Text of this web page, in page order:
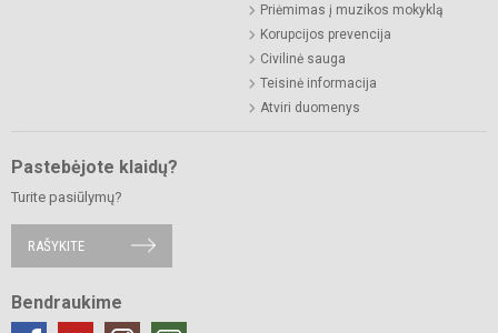
Priėmimas į muzikos mokyklą
Korupcijos prevencija
Civilinė sauga
Teisinė informacija
Atviri duomenys
Pastebėjote klaidų?
Turite pasiūlymų?
RAŠYKITE
Bendraukime